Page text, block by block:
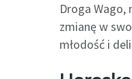
Droga
zmianę w
młodość i